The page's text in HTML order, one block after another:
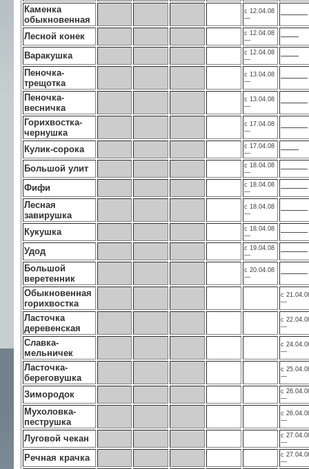
Каменка
обыкновенная
с 12.04.08
—
———
Лесной конек
с 12.04.08
—
——
Варакушка
с 12.04.08
—
——
Пеночка-
трещотка
с 13.04.08
—
———
Пеночка-
весничка
с 13.04.08
—
———
Горихвостка-
чернушка
с 17.04.08
—
———
Кулик-сорока
с 17.04.08
—
——
Большой улит
с 18.04.08
—
———
Фифи
с 18.04.08
—
———
Лесная
завирушка
с 18.04.08
—
———
Кукушка
с 18.04.08
—
———
Удод
с 19.04.08
—
———
Большой
веретенник
с 20.04.08
—
———
Обыкновенная
горихвостка
с
—
Ласточка
деревенская
с
—
Славка-
мельничек
с
—
Ласточка-
береговушка
с
—
Зимородок
с
—
Мухоловка-
пеструшка
с
—
Луговой чекан
с
—
Речная крачка
с
—